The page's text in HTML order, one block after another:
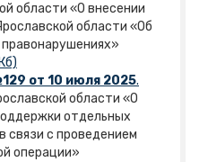
области «О внесении
области «Об
от 10 июля 2025.
области «О
отдельных
связи с проведением
операции»